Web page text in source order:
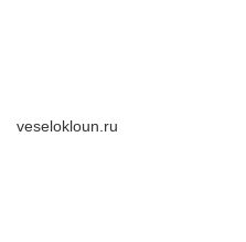
veselokloun.ru